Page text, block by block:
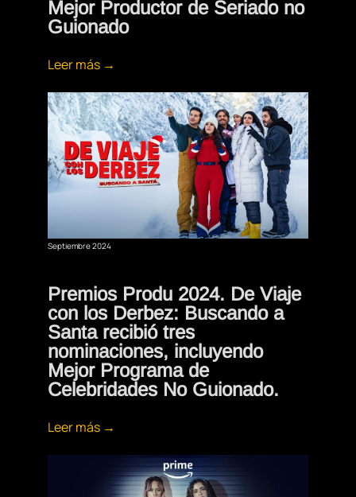
Mejor Productor de Seriado no
Guionado
Leer más →
Septiembre 2024
Premios Produ 2024. De Viaje
con los Derbez: Buscando a
Santa recibió tres
nominaciones, incluyendo
Mejor Programa de
Celebridades No Guionado.
Leer más →